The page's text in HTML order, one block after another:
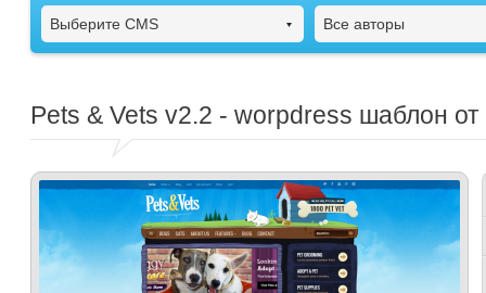
Выберите CMS Все авторы
Pets & Vets v2.2 - worpdress шаблон